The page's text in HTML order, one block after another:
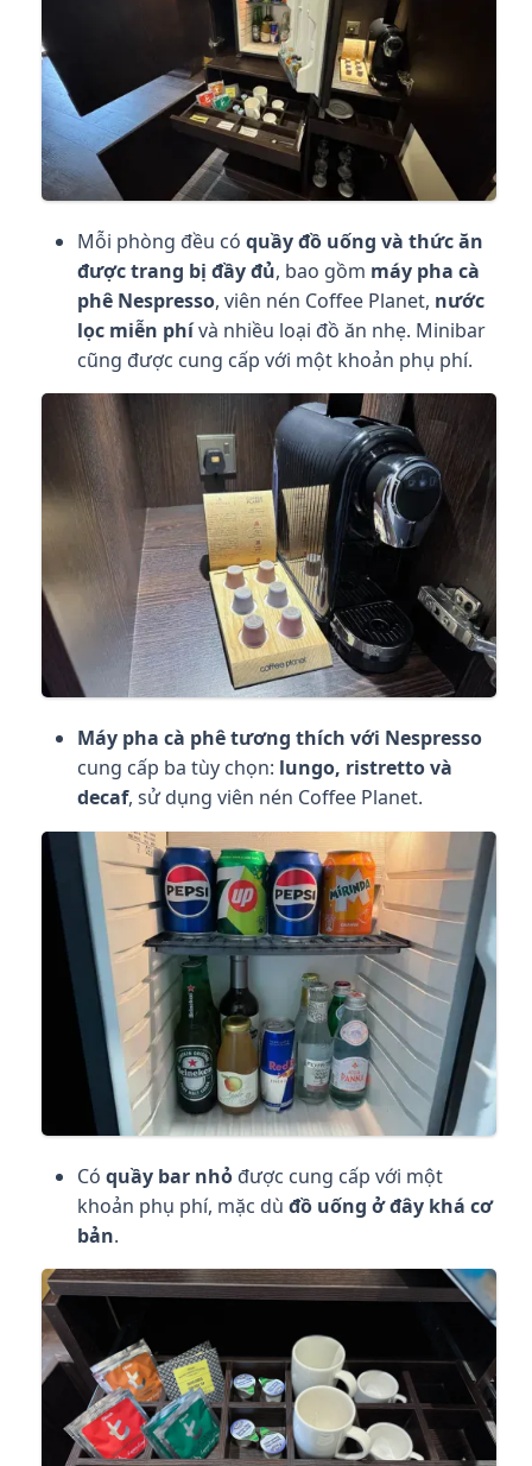
Mỗi phòng đều có quầy đồ uống và thức ăn
được trang bị đầy đủ, bao gồm máy pha cà
phê Nespresso, viên nén Coffee Planet, nước
lọc miễn phívà nhiều loại đồ ăn nhẹ. Minibar
cũng được cung cấp với một khoản phụ phí.
Máy pha cà phê tương thích với Nespresso
cung cấp ba tùy chọn: lungo, ristretto và
decaf, sử dụng viên nén Coffee Planet.
Có quầy bar nhỏđược cung cấp với một
khoản phụ phí, mặc dù đồ uống ở đây khá cơ
bản.